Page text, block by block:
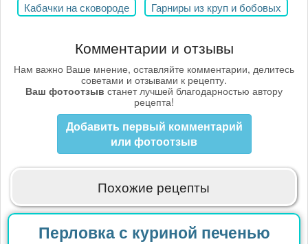
Кабачки на сковороде
Гарниры из круп и бобовых
Комментарии и отзывы
Нам важно Ваше мнение, оставляйте комментарии, делитесь
советами и отзывами к рецепту.
Ваш фотоотзыв станет лучшей благодарностью автору
рецепта!
Добавить первый комментарий
или фотоотзыв
Похожие рецепты
Перловка с куриной печенью